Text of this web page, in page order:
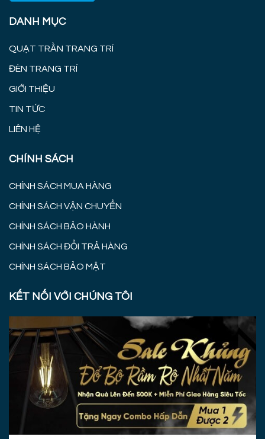
DANH MỤC
QUẠT TRẦN TRANG TRÍ
ĐÈN TRANG TRÍ
GIỚI THIỆU
TIN TỨC
LIÊN HỆ
CHÍNH SÁCH
CHÍNH SÁCH MUA HÀNG
CHÍNH SÁCH VẬN CHUYỂN
CHÍNH SÁCH BẢO HÀNH
CHÍNH SÁCH ĐỔI TRẢ HÀNG
CHÍNH SÁCH BẢO MẬT
KẾT NỐI VỚI CHÚNG TÔI